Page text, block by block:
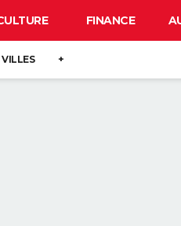
FINANCE
VILLES +